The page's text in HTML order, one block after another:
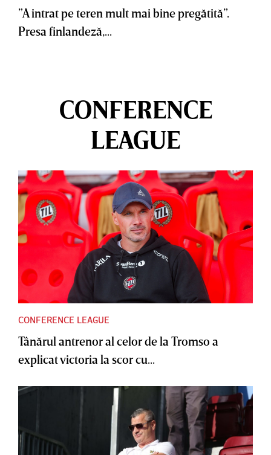
”A intrat pe teren mult mai bine pregătită”.
Presa finlandeză,...
CONFERENCE
LEAGUE
CONFERENCE LEAGUE
Tânărul antrenor al celor de la Tromso a
explicat victoria la scor cu...